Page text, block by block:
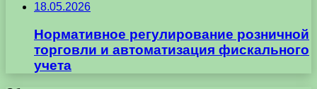
18.05.2026
Нормативное регулирование розничной
торговли и автоматизация фискального
учета